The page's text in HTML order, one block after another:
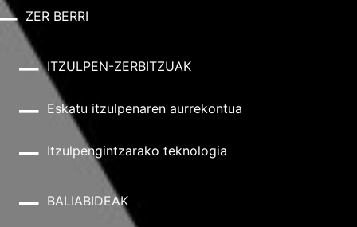
ZER BERRI
ITZULPEN-ZERBITZUAK
Eskatu itzulpenaren aurrekontua
Itzulpengintzarako teknologia
BALIABIDEAK